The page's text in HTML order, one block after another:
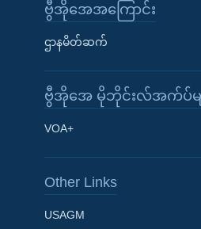
Learning English
ဗွီအိုအေအကြောင်း
ဌာနမိတ်ဆက်
ဗွီအိုအေ မိုဘိုင်းလ်အက်ပ်မျ
VOA+
Other Links
USAGM